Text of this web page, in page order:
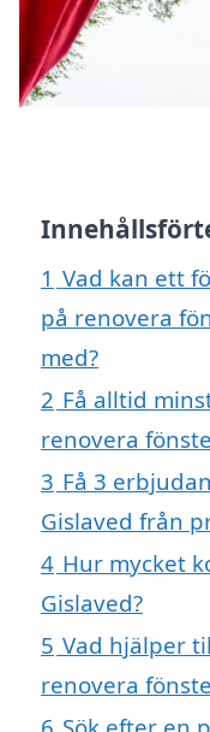
1 Vad kan ett
på renovera
med?
2 Få alltid
renovera
3 Få 3
Gislaved från
4 Hur mycket
Gislaved?
5 Vad hjälper
renovera